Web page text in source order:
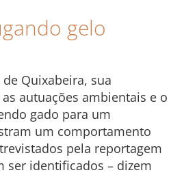
gelo
Quixabeira, sua
autuações ambientais e o
gado para um
um comportamento
pela reportagem
ser identificados – dizem